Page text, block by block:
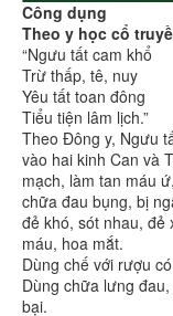
Công dụng
Theo y học cổ
“Ngưu tất cam khổ
Trừ thấp, tê, nuy
Yêu tất toan đông
Tiểu tiện lâm lịch.”
Theo Đông y, Ngưu
vào hai kinh Can và
mạch, làm tan máu
chữa đau bụng, bị
đẻ khó, sót nhau, đẻ
máu, hoa mắt.
Dùng chế với rượu
Dùng chữa lưng
bại.